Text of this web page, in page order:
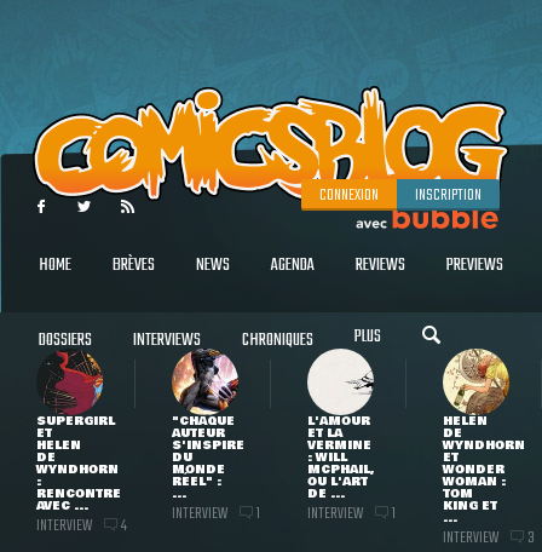
CONNEXION INSCRIPTION
HOME BRÈVES NEWS AGENDA REVIEWS PREVIEWS
DOSSIERS INTERVIEWS CHRONIQUES PLUS
SUPERGIRL
ET
HELEN
DE
WYNDHORN
:
RENCONTRE
AVEC ...
INTERVIEW 4
"CHAQUE
AUTEUR
S'INSPIRE
DU
MONDE
RÉEL" :
...
INTERVIEW 1
L'AMOUR
ET LA
VERMINE
: WILL
MCPHAIL,
OU L'ART
DE ...
INTERVIEW 1
HELEN
DE
WYNDHORN
ET
WONDER
WOMAN :
TOM
KING ET
...
INTERVIEW 3